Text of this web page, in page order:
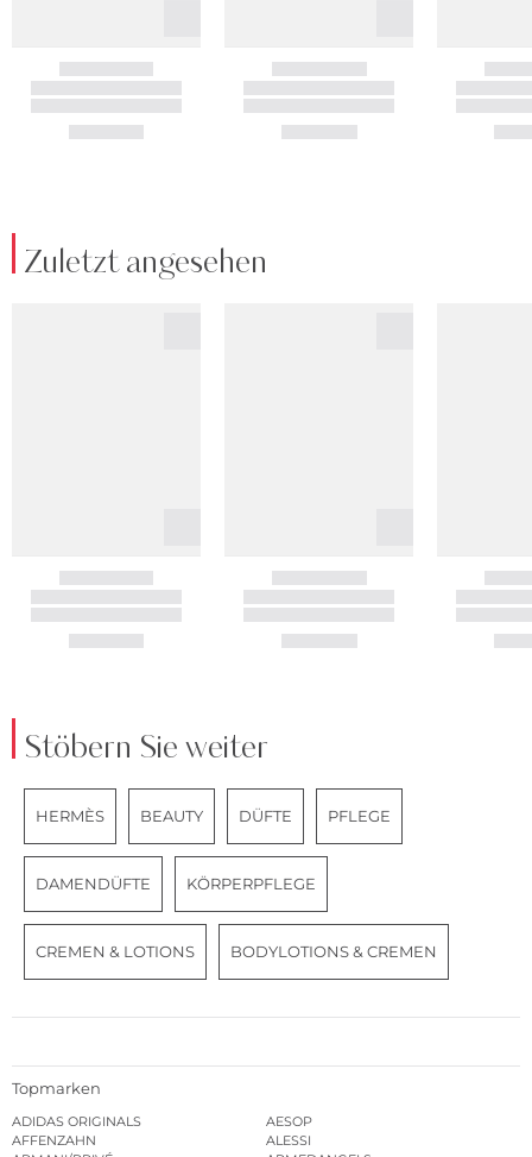
Zuletzt angesehen
Stöbern Sie weiter
HERMÈS BEAUTY DÜFTE PFLEGE
DAMENDÜFTE KÖRPERPFLEGE
CREMEN & LOTIONS BODYLOTIONS & CREMEN
Topmarken
ADIDAS ORIGINALS
AESOP
AFFENZAHN
ALESSI